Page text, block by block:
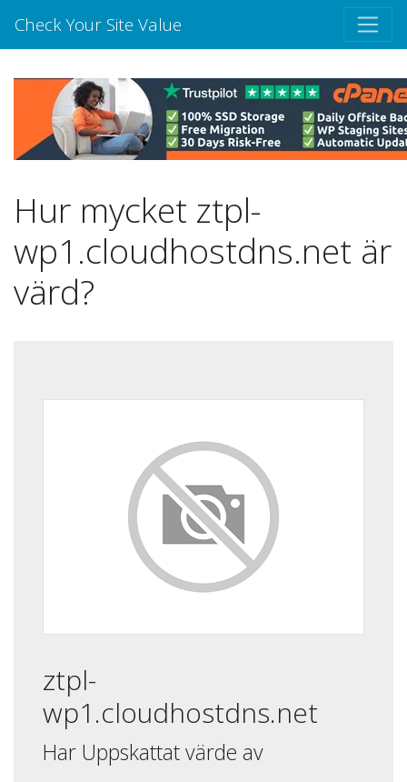
Check Your Site Value
Hur mycket ztpl-
wp1.cloudhostdns.net är
värd?
ztpl-
wp1.cloudhostdns.net
Har Uppskattat värde av